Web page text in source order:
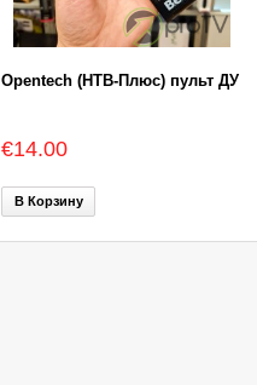
Opentech (НТВ-Плюс) пульт ДУ
€14.00
В Корзину